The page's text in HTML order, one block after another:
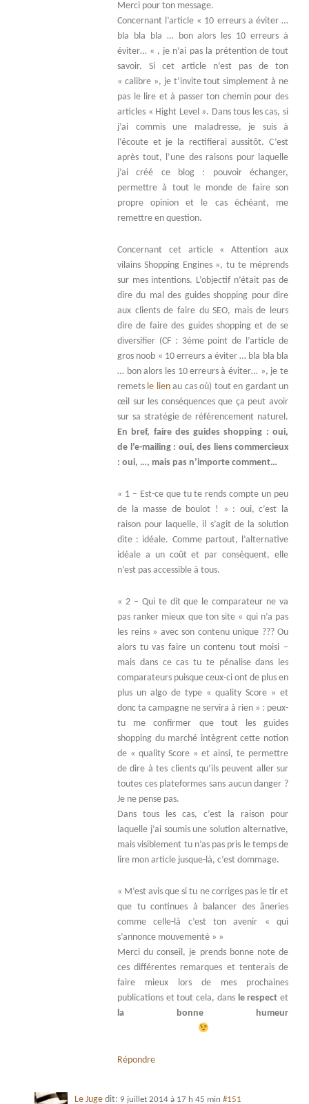
Merci pour ton message.
Concernant l’article « 10 erreurs a éviter …
bla bla bla … bon alors les 10 erreurs à
éviter… « , je n’ai pas la prétention de tout
savoir. Si cet article n’est pas de ton
« calibre », je t’invite tout simplement à ne
pas le lire et à passer ton chemin pour des
articles « Hight Level ». Dans tous les cas, si
j’ai commis une maladresse, je suis à
l’écoute et je la rectifierai aussitôt. C’est
après tout, l’une des raisons pour laquelle
j’ai créé ce blog : pouvoir échanger,
permettre à tout le monde de faire son
propre opinion et le cas échéant, me
remettre en question.
Concernant cet article « Attention aux
vilains Shopping Engines », tu te méprends
sur mes intentions. L’objectif n’était pas de
dire du mal des guides shopping pour dire
aux clients de faire du SEO, mais de leurs
dire de faire des guides shopping et de se
diversifier (CF : 3ème point de l’article de
gros noob « 10 erreurs a éviter … bla bla bla
… bon alors les 10 erreurs à éviter… », je te
remets le lienau cas où) tout en gardant un
œil sur les conséquences que ça peut avoir
sur sa stratégie de référencement naturel.
En bref, faire des guides shopping : oui,
de l’e-mailing : oui, des liens commercieux
: oui, …, mais pas n’importe comment…
« 1 – Est-ce que tu te rends compte un peu
de la masse de boulot ! » : oui, c’est la
raison pour laquelle, il s’agit de la solution
dite : idéale. Comme partout, l’alternative
idéale a un coût et par conséquent, elle
n’est pas accessible à tous.
« 2 – Qui te dit que le comparateur ne va
pas ranker mieux que ton site « qui n’a pas
les reins » avec son contenu unique ??? Ou
alors tu vas faire un contenu tout moisi –
mais dans ce cas tu te pénalise dans les
comparateurs puisque ceux-ci ont de plus en
plus un algo de type « quality Score » et
donc ta campagne ne servira à rien » : peux-
tu me confirmer que tout les guides
shopping du marché intègrent cette notion
de « quality Score » et ainsi, te permettre
de dire à tes clients qu’ils peuvent aller sur
toutes ces plateformes sans aucun danger ?
Je ne pense pas.
Dans tous les cas, c’est la raison pour
laquelle j’ai soumis une solution alternative,
mais visiblement tu n’as pas pris le temps de
lire mon article jusque-là, c’est dommage.
« M’est avis que si tu ne corriges pas le tir et
que tu continues à balancer des âneries
comme celle-là c’est ton avenir « qui
s’annonce mouvementé » »
Merci du conseil, je prends bonne note de
ces différentes remarques et tenterais de
faire mieux lors de mes prochaines
publications et tout cela, dans le respect et
la bonne humeur
Répondre
Le Juge dit: 9 juillet 2014 à 17 h 45 min #151